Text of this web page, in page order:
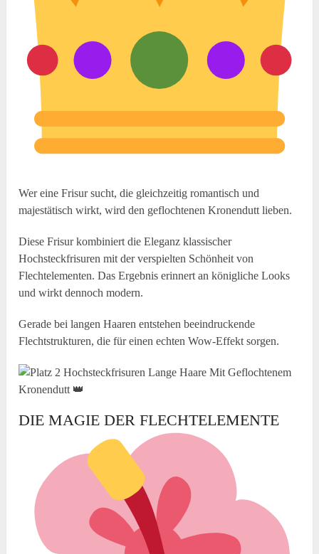
Wer eine Frisur sucht, die gleichzeitig romantisch und
majestätisch wirkt, wird den geflochtenen Kronendutt lieben.
Diese Frisur kombiniert die Eleganz klassischer
Hochsteckfrisuren mit der verspielten Schönheit von
Flechtelementen. Das Ergebnis erinnert an königliche Looks
und wirkt dennoch modern.
Gerade bei langen Haaren entstehen beeindruckende
Flechtstrukturen, die für einen echten Wow-Effekt sorgen.
DIE MAGIE DER FLECHTELEMENTE